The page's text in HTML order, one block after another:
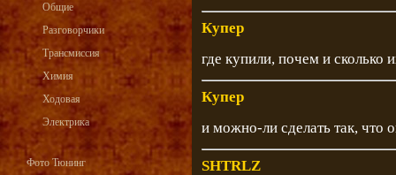
Общие
Разговорчики
Трансмиссия
Химия
Ходовая
Электрика
Фото Тюнинг
Купер
где купили, почем и сколько
Купер
и можно-ли сделать так, что
SHTRLZ